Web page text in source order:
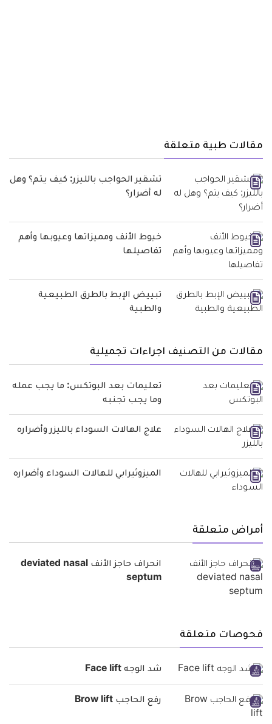
مقالات طبية متعلقة
تشقير الحواجب بالليزر: كيف يتم؟ وهل
له أضرار؟
خيوط الأنف ومميزاتها وعيوبها وأهم
تفاصيلها
تبييض الإبط بالطرق الطبيعية
والطبية
مقالات من التصنيف اجراءات تجميلية
تعليمات بعد البوتكس: ما يجب عمله
وما يجب تجنبه
علاج الهالات السوداء بالليزر وأضراره
الميزوثيرابي للهالات السوداء وأضراره
أمراض متعلقة
انحراف حاجز الأنف deviated nasal
septum
فحوصات متعلقة
شد الوجه Face lift
رفع الحاجب Brow lift